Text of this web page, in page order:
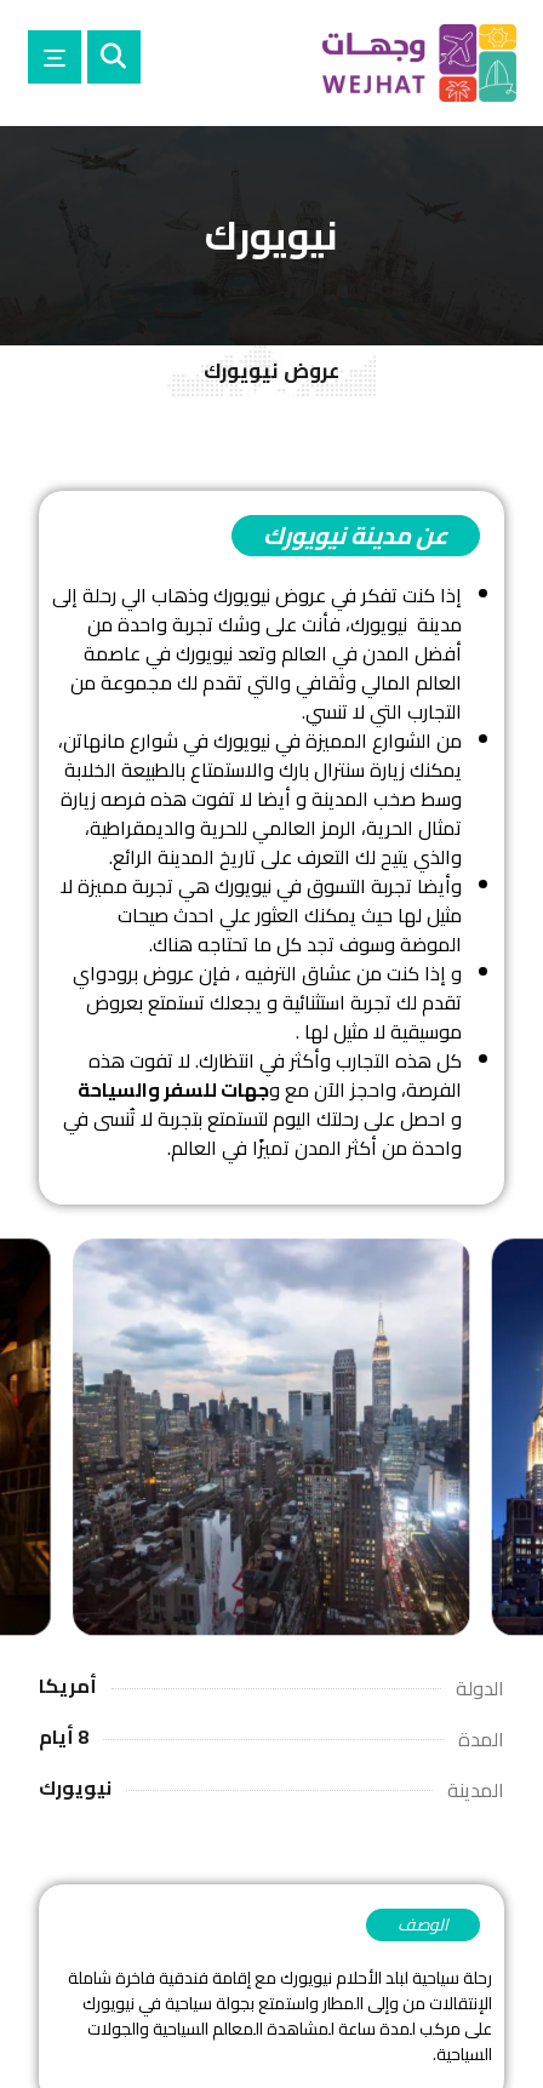
نيويورك
عروض نيويورك
عن مدينة نيويورك
إذا كنت تفكر في عروض نيويورك وذهاب الي رحلة إلى
مدينة نيويورك، فأنت على وشك تجربة واحدة من
أفضل المدن في العالم وتعد نيويورك في عاصمة
العالم المالي وثقافي والتي تقدم لك مجموعة من
التجارب التي لا تنسي.
من الشوارع المميزة في نيويورك في شوارع مانهاتن،
يمكنك زيارة سنترال بارك والاستمتاع بالطبيعة الخلابة
وسط صخب المدينة و أيضا لا تفوت هذه فرصه زيارة
تمثال الحرية، الرمز العالمي للحرية والديمقراطية،
والذي يتيح لك التعرف على تاريخ المدينة الرائع.
وأيضا تجربة التسوق في نيويورك هي تجربة مميزة لا
مثيل لها حيث يمكنك العثور علي احدث صيحات
الموضة وسوف تجد كل ما تحتاجه هناك.
و إذا كنت من عشاق الترفيه ، فإن عروض برودواي
تقدم لك تجربة استثنائية و يجعلك تستمتع بعروض
موسيقية لا مثيل لها .
كل هذه التجارب وأكثر في انتظارك. لا تفوت هذه
الفرصة، واحجز الآن مع وجهات للسفر والسياحة
و احصل على رحلتك اليوم لتستمتع بتجربة لا تُنسى في
واحدة من أكثر المدن تميزًا في العالم.
الدولة
أمريكا
المدة
8 أيام
المدينة
نيويورك
الوصف
رحلة سياحية لبلد الأحلام نيويورك مع إقامة فندقية فاخرة شاملة
الإنتقالات من وإلى المطار واستمتع بجولة سياحية في نيويورك
على مركب لمدة ساعة لمشاهدة المعالم السياحية والجولات
السياحية.